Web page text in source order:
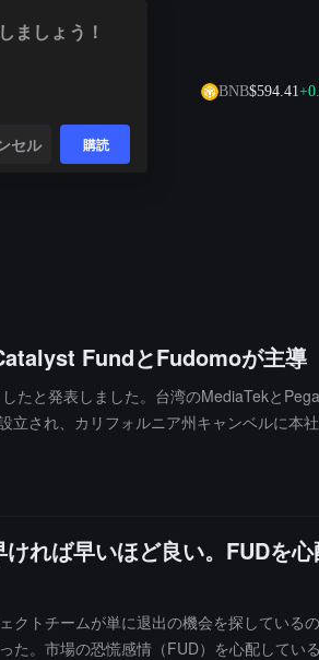
BNB$594.41+0.84%
FundとFudomoが主導
と発表しました。台湾のMediaTekと
され、カリフォルニア州キャンベルに本
になることだ」と述べています。この資金
れば早いほど良い。FUDを
トチームが単に退出の機会を探している
。市場の恐慌感情（FUD）を心配してい
ましょう！
セル 購読